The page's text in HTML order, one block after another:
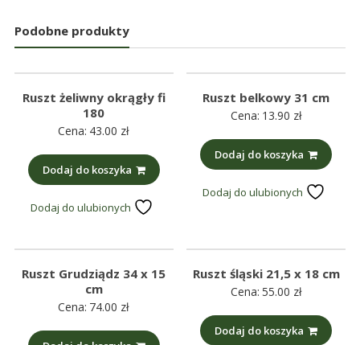
Podobne produkty
Ruszt żeliwny okrągły fi
180
Cena: 43.00 zł
Dodaj do koszyka
Dodaj do ulubionych
Ruszt belkowy 31 cm
Cena: 13.90 zł
Dodaj do koszyka
Dodaj do ulubionych
Ruszt Grudziądz 34 x 15
cm
Cena: 74.00 zł
Ruszt śląski 21,5 x 18 cm
Cena: 55.00 zł
Dodaj do koszyka